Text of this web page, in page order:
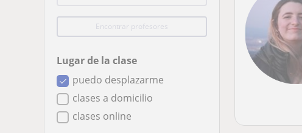
Encontrar profesores
Lugar de la clase
puedo desplazarme
clases a domicilio
clases online